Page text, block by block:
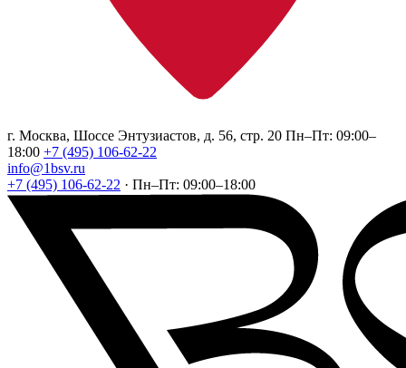
г. Москва, Шоссе Энтузиастов, д. 56, стр. 20 Пн–Пт: 09:00–
18:00 +7 (495) 106-62-22
info@1bsv.ru
+7 (495) 106-62-22 · Пн–Пт: 09:00–18:00